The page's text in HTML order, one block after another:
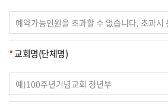
*교회명(단체명)